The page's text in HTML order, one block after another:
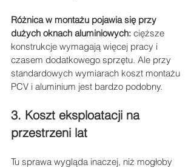
Różnica w montażu pojawia się przy
dużych oknach aluminiowych: cięższe
konstrukcje wymagają więcej pracy i
czasem dodatkowego sprzętu. Ale przy
standardowych wymiarach koszt montażu
PCV i aluminium jest bardzo podobny.
3. Koszt eksploatacji na
przestrzeni lat
Tu sprawa wygląda inaczej, niż mogłoby